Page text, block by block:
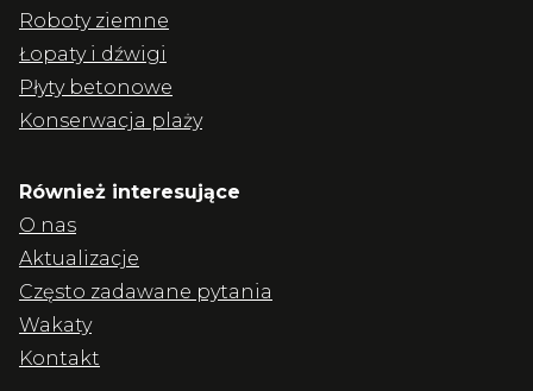
Roboty ziemne
Łopaty i dźwigi
Płyty betonowe
Konserwacja plaży
Również interesujące
O nas
Aktualizacje
Często zadawane pytania
Wakaty
Kontakt